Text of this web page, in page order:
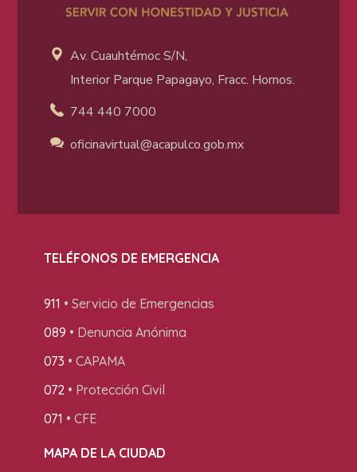
Av. Cuauhtémoc S/N,
Interior Parque Papagayo, Fracc. Hornos.
744 440 7000
oficinavirtual@acapulco.gob.mx
TELÉFONOS DE EMERGENCIA
911 • Servicio de Emergencias
089 • Denuncia Anónima
073 • CAPAMA
072• Protección Civil
071 • CFE
MAPA DE LA CIUDAD